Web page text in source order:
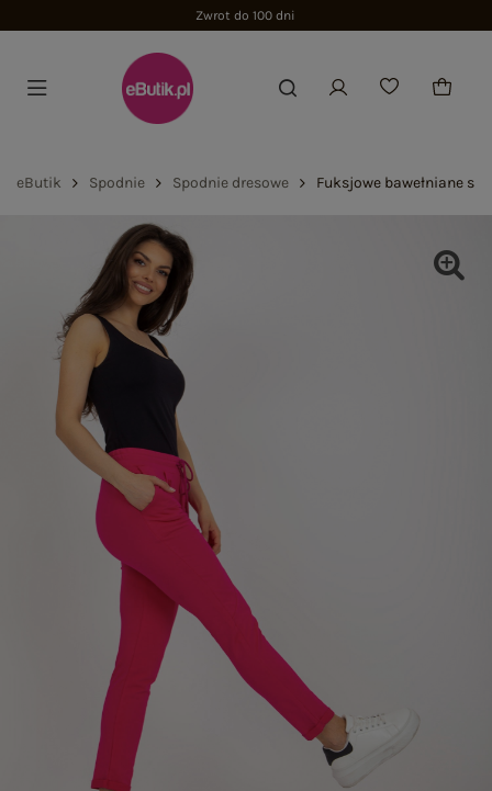
Zwrot do 100 dni
eButik Spodnie Spodnie dresowe Fuksjowe bawełniane